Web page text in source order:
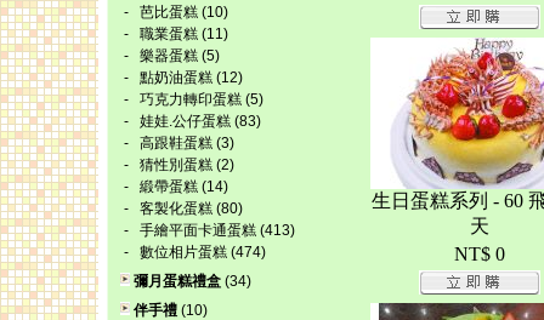
- 芭比蛋糕(10)
- 職業蛋糕(11)
- 樂器蛋糕(5)
- 點奶油蛋糕(12)
- 巧克力轉印蛋糕(5)
- 娃娃.公仔蛋糕(83)
- 高跟鞋蛋糕(3)
- 猜性別蛋糕(2)
- 緞帶蛋糕(14)
- 客製化蛋糕(80)
- 手繪平面卡通蛋糕(413)
- 數位相片蛋糕(474)
彌月蛋糕禮盒(34)
伴手禮(10)
生日蛋糕系列 - 60
天
NT$ 0